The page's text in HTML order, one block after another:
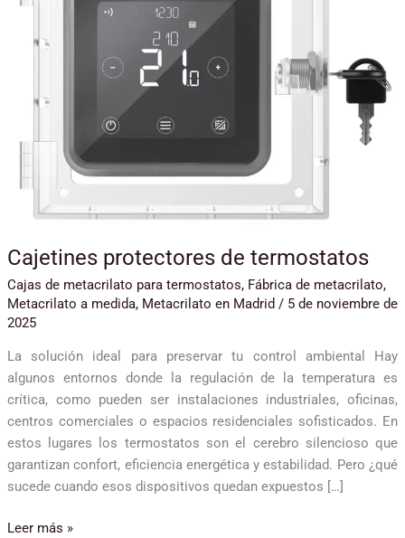
Cajetines protectores de termostatos
Cajas de metacrilato para termostatos, Fábrica de metacrilato,
Metacrilato a medida, Metacrilato en Madrid / 5 de noviembre de
2025
La solución ideal para preservar tu control ambiental Hay
algunos entornos donde la regulación de la temperatura es
crítica, como pueden ser instalaciones industriales, oficinas,
centros comerciales o espacios residenciales sofisticados. En
estos lugares los termostatos son el cerebro silencioso que
garantizan confort, eficiencia energética y estabilidad. Pero ¿qué
sucede cuando esos dispositivos quedan expuestos […]
Leer más »